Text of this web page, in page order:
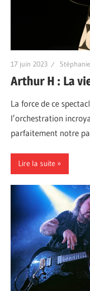
17 juin 2023
Arthur H : La
La force de ce
l’orchestration
parfaitement notre
Lire la suite